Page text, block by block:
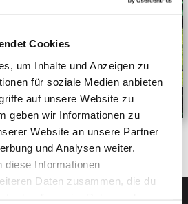
Cookies
um Inhalte und Anzeigen zu
für soziale Medien anbieten
auf unsere Website zu
geben wir Informationen zu
Website an unsere Partner
und Analysen weiter.
diese Informationen
Daten zusammen, die du